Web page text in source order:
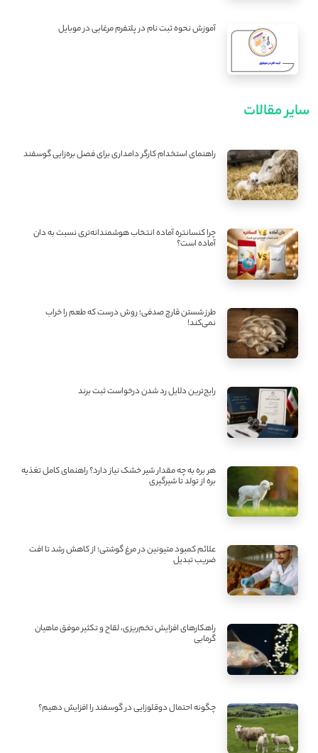
آموزش نحوه ثبت نام در پلتفرم مرغابی در موبایل
سایر مقالات
راهنمای استخدام کارگر دامداری برای فصل بره‌زایی گوسفند
چرا کنسانتره آماده انتخاب هوشمندانه‌تری نسبت به دان
آماده است؟
طرز شستن قارچ صدفی؛ روش درست که طعم را خراب
نمی‌کند!
رایج‌ترین دلایل رد شدن درخواست ثبت برند
هر بره به چه مقدار شیر خشک نیاز دارد؟ راهنمای کامل تغذیه
بره از تولد تا شیرگیری
علائم کمبود متیونین در مرغ گوشتی؛ از کاهش رشد تا افت
ضریب تبدیل
راهکارهای افزایش تخم‌ریزی، لقاح و تکثیر موفق ماهیان
گرمابی
چگونه احتمال دوقلوزایی در گوسفند را افزایش دهیم؟